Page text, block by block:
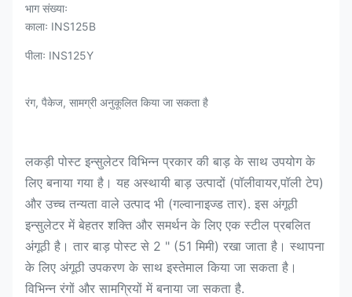
भाग संख्याः
कालाः INS125B
पीलाः INS125Y
रंग, पैकेज, सामग्री अनुकूलित किया जा सकता है
लकड़ी पोस्ट इन्सुलेटर विभिन्न प्रकार की बाड़ के साथ उपयोग के
लिए बनाया गया है। यह अस्थायी बाड़ उत्पादों (पॉलीवायर,पॉली टेप)
और उच्च तन्यता वाले उत्पाद भी (गल्वानाइज्ड तार). इस अंगूठी
इन्सुलेटर में बेहतर शक्ति और समर्थन के लिए एक स्टील प्रबलित
अंगूठी है। तार बाड़ पोस्ट से 2 " (51 मिमी) रखा जाता है। स्थापना
के लिए अंगूठी उपकरण के साथ इस्तेमाल किया जा सकता है।
विभिन्न रंगों और सामग्रियों में बनाया जा सकता है.